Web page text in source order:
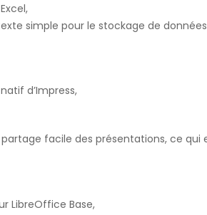
simple pour le stockage de
d’Impress,
facile des présentations, ce qui
LibreOffice Base,